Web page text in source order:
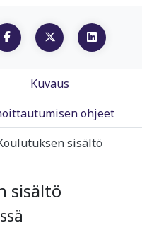
Kuvaus
ohjeet
sisältö
sisältö